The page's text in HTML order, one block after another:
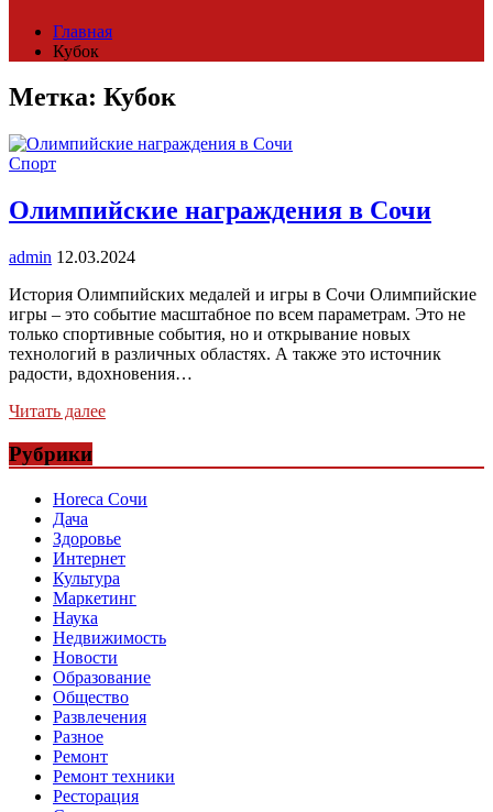
Главная
Кубок
Метка: Кубок
Спорт
Олимпийские награждения в Сочи
admin 12.03.2024
История Олимпийских медалей и игры в Сочи Олимпийские
игры – это событие масштабное по всем параметрам. Это не
только спортивные события, но и открывание новых
технологий в различных областях. А также это источник
радости, вдохновения…
Читать далее
Рубрики
Horeca Сочи
Дача
Здоровье
Интернет
Культура
Маркетинг
Наука
Недвижимость
Новости
Образование
Общество
Развлечения
Разное
Ремонт
Ремонт техники
Ресторация